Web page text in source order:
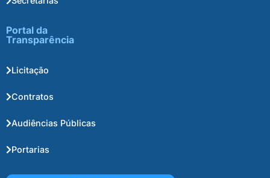
Portal da
Transparência
Licitação
Contratos
Audiências Públicas
Portarias